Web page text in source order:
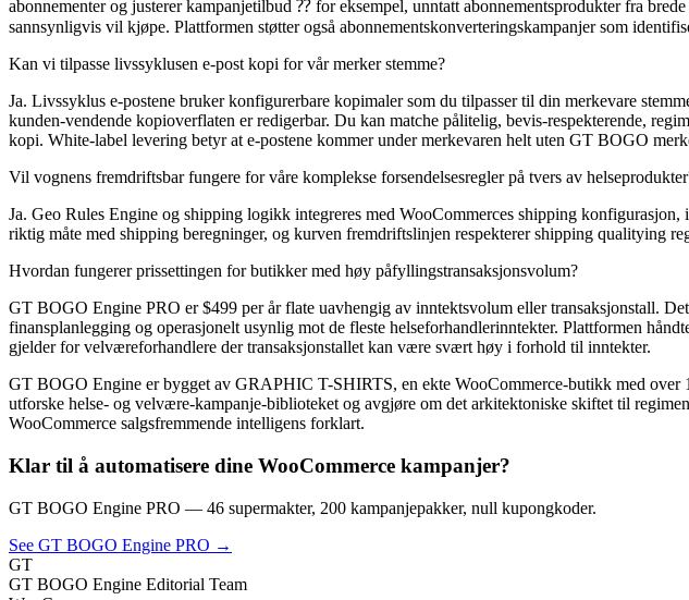
abonnementer og justerer kampanjetilbud ⁇ for eksempel, unntatt abonnementsprodukter fra
sannsynligvis vil kjøpe. Plattformen støtter også abonnementskonverteringskampanjer som
Kan vi tilpasse livssyklusen e-post kopi for vår merker stemme?
Ja. Livssyklus e-postene bruker konfigurerbare kopimaler som du tilpasser til din merkevare
kunden-vendende kopioverflaten er redigerbar. Du kan matche pålitelig, bevis-respekterende,
kopi. White-label levering betyr at e-postene kommer under merkevaren helt uten GT BOGO
Vil vognens fremdriftsbar fungere for våre komplekse forsendelsesregler på tvers av
Ja. Geo Rules Engine og shipping logikk integreres med WooCommerces shipping
riktig måte med shipping beregninger, og kurven fremdriftslinjen respekterer shipping qualitying
Hvordan fungerer prissettingen for butikker med høy påfyllingstransaksjonsvolum?
GT BOGO Engine PRO er $499 per år flate uavhengig av inntektsvolum eller transaksjonstall.
finansplanlegging og operasjonelt usynlig mot de fleste helseforhandlerinntekter. Plattformen
gjelder for velværeforhandlere der transaksjonstallet kan være svært høy i forhold til inntekter.
GT BOGO Engine er bygget av GRAPHIC T-SHIRTS, en ekte WooCommerce-butikk med over
utforske helse- og velvære-kampanje-biblioteket og avgjøre om det arkitektoniske skiftet til
WooCommerce salgsfremmende intelligens forklart.
Klar til å automatisere dine WooCommerce kampanjer?
GT BOGO Engine PRO — 46 supermakter, 200 kampanjepakker, null kupongkoder.
See GT BOGO Engine PRO →
GT
GT BOGO Engine Editorial Team